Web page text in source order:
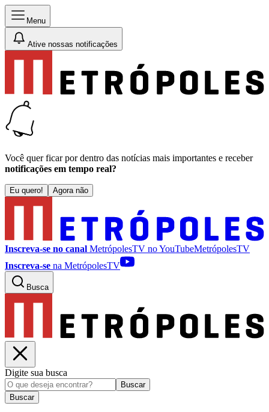
Menu
Ative nossas notificações
Você quer ficar por dentro das notícias mais importantes e receber
notificações em tempo real?
Eu quero! Agora não
Inscreva-se no canal MetrópolesTV noYouTubeMetrópolesTV
Inscreva-se na MetrópolesTV
Busca
Digite sua busca
Buscar
Buscar